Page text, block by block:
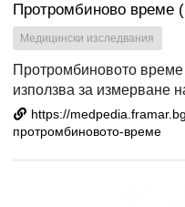
Протромбиново време
Медицински изследвания
Протромбиновото време
използва за измерване
https://
протромбиновото-време